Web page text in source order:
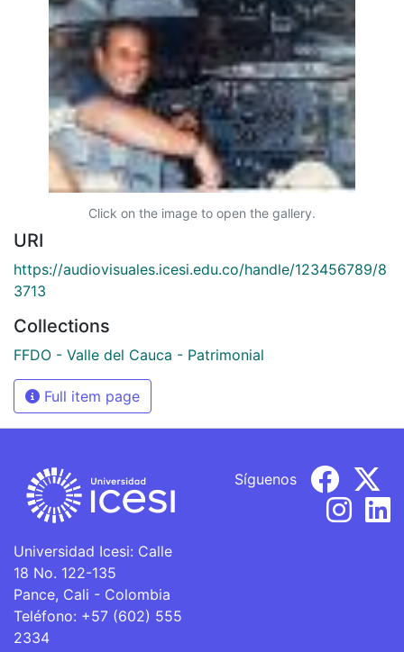
Click on the image to open the gallery.
URI
https://audiovisuales.icesi.edu.co/handle/123456789/8
3713
Collections
FFDO - Valle del Cauca - Patrimonial
Full item page
Universidad Icesi: Calle
18 No. 122-135
Pance, Cali - Colombia
Teléfono: +57 (602) 555
2334
Síguenos